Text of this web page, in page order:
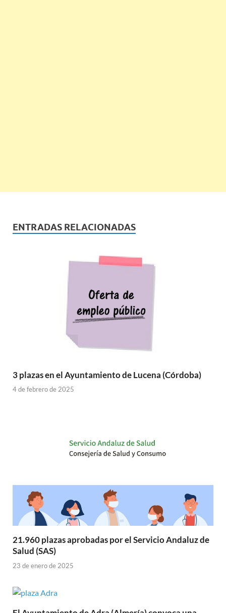
ENTRADAS RELACIONADAS
3 plazas en el Ayuntamiento de Lucena (Córdoba)
4 de febrero de 2025
21.960 plazas aprobadas por el Servicio Andaluz de
Salud (SAS)
23 de enero de 2025